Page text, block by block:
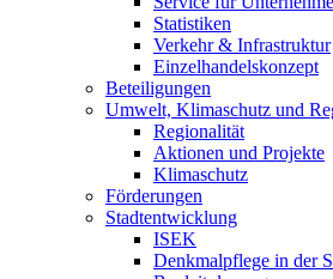
Statistiken
Verkehr & Infrastruktur
Einzelhandelskonzept
Beteiligungen
Umwelt, Klimaschutz und
Regionalität
Aktionen und Projekte
Klimaschutz
Förderungen
Stadtentwicklung
ISEK
Denkmalpflege in der